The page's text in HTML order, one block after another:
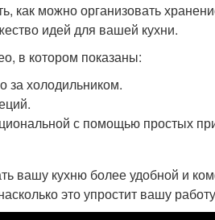
как можно организовать
идей для вашей кухни.
в котором показаны:
за холодильником.
с помощью простых
вашу кухню более удобной и
это упростит вашу